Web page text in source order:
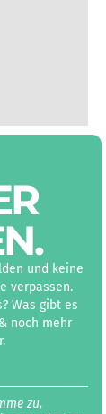
.
und keine
verpassen.
Was gibt es
noch mehr
zu,